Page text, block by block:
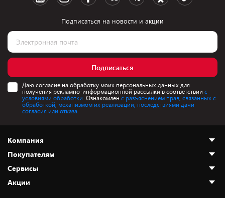
Подписаться на новости и акции
Подписаться
Даю согласие на обработку моих персональных данных для
получения рекламно-информационной рассылки в соответствии с
условиями обработки. Ознакомлен с разъяснением прав, связанных с
обработкой, механизмом их реализации, последствиями дачи
согласия или отказа.
Компания
О нас
Адреса магазинов
Новости
Покупателям
Как сделать заказ
Оплата и доставка
Сервисы
Акции